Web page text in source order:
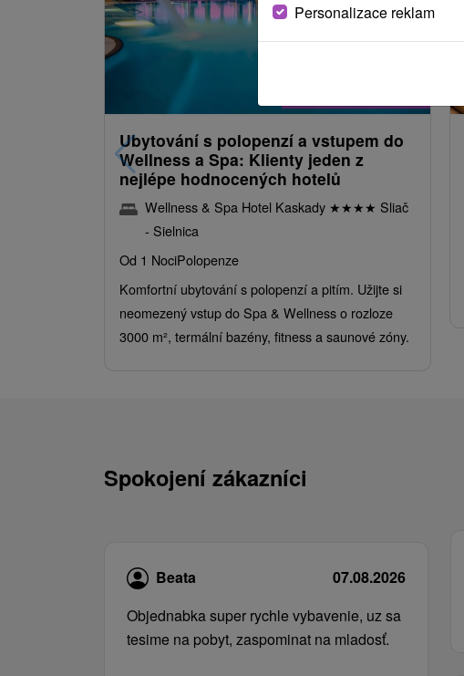
Ubytování s polopenzí a vstupem do
Wellness a Spa: Klienty jeden z
nejlépe hodnocených hotelů
Wellness & Spa Hotel Kaskady ★★★★ Sliač
- Sielnica
Od 1 NociPolopenze
Komfortní ubytování s polopenzí a pitím. Užijte si
neomezený vstup do Spa & Wellness o rozloze
3000 m², termální bazény, fitness a saunové zóny.
Spokojení zákazníci
Beata
07.08.2026
Objednabka super rychle vybavenie, uz sa
tesime na pobyt, zaspominat na mladosť.
Personalizace reklam